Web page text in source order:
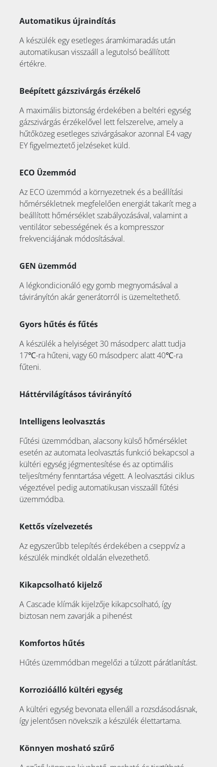
Automatikus újraindítás
A készülék egy esetleges áramkimaradás után
automatikusan visszaáll a legutolsó beállított
értékre.
Beépített gázszivárgás érzékelő
A maximális biztonság érdekében a beltéri egység
gázszivárgás érzékelővel lett felszerelve, amely a
hűtőközeg esetleges szivárgásakor azonnal E4 vagy
EY figyelmeztető jelzéseket küld.
ECO Üzemmód
Az ECO üzemmód a környezetnek és a beállítási
hőmérsékletnek megfelelően energiát takarít meg a
beállított hőmérséklet szabályozásával, valamint a
ventilátor sebességének és a kompresszor
frekvenciájának módosításával.
GEN üzemmód
A légkondicionáló egy gomb megnyomásával a
távirányítón akár generátorról is üzemeltethető.
Gyors hűtés és fűtés
A készülék a helyiséget 30 másodperc alatt tudja
17℃-ra hűteni, vagy 60 másodperc alatt 40℃-ra
fűteni.
Háttérvilágításos távirányító
Intelligens leolvasztás
Fűtési üzemmódban, alacsony külső hőmérséklet
esetén az automata leolvasztás funkció bekapcsol a
kültéri egység jégmentesítése és az optimális
teljesítmény fenntartása végett. A leolvasztási ciklus
végeztével pedig automatikusan visszaáll fűtési
üzemmódba.
Kettős vízelvezetés
Az egyszerűbb telepítés érdekében a cseppvíz a
készülék mindkét oldalán elvezethető.
Kikapcsolható kijelző
A Cascade klímák kijelzője kikapcsolható, így
biztosan nem zavarják a pihenést
Komfortos hűtés
Hűtés üzemmódban megelőzi a túlzott párátlanítást.
Korrozióálló kültéri egység
A kültéri egység bevonata ellenáll a rozsdásodásnak,
így jelentősen növekszik a készülék élettartama.
Könnyen mosható szűrő